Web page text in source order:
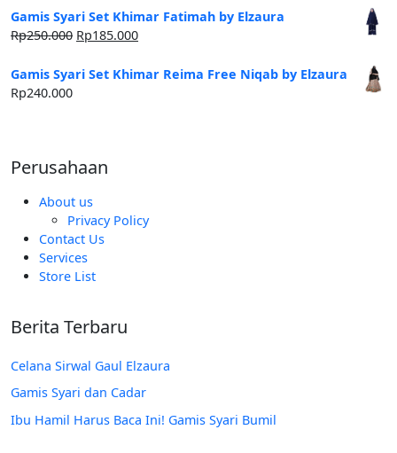
Gamis Syari Set Khimar Fatimah by Elzaura
Rp250.000 Harga
adalah:
Rp185.000Harga
ini
Gamis Syari Set Khimar Reima Free Niqab by Elzaura
Rp240.000
Perusahaan
About us
Privacy Policy
Contact Us
Services
Store List
Berita Terbaru
Celana Sirwal Gaul Elzaura
Gamis Syari dan Cadar
Ibu Hamil Harus Baca Ini! Gamis Syari Bumil